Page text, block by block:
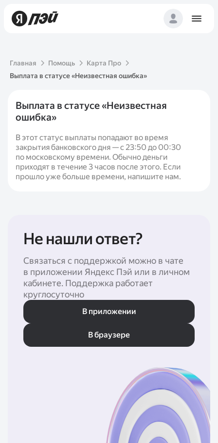
Главная Помощь
Карта Про
Выплата в статусе «Неизвестная ошибка»
Выплата в статусе «Неизвестная
ошибка»
В этот статус выплаты попадают во время
закрытия банковского дня — с 23:50 до 00:30
по московскому времени. Обычно деньги
приходят в течение 3 часов после этого. Если
прошло уже больше времени, напишите нам.
Не нашли ответ?
Связаться с поддержкой можно в чате
в приложении Яндекс Пэй или в личном
кабинете. Поддержка работает
круглосуточно
В приложении
В браузере